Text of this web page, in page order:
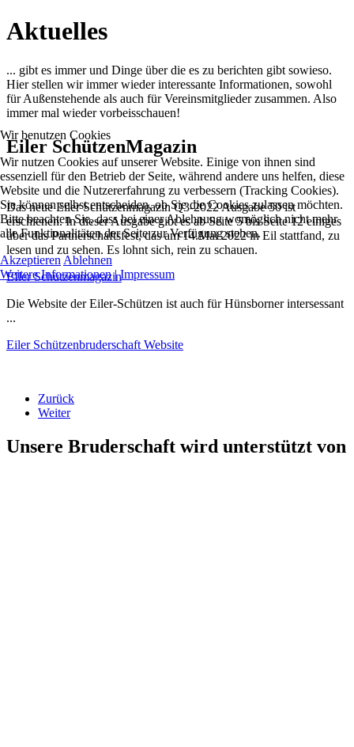
Aktuelles
... gibt es immer und Dinge über die es zu berichten gibt sowieso.
Hier stellen wir immer wieder interessante Informationen, sowohl
für Außenstehende als auch für Vereinsmitglieder zusammen. Also
immer mal wieder vorbeisschauen!
Eiler SchützenMagazin
Das neue Eiler Schützenmagazin Q3-2022 Ausgabe 50 ist
erschienen. In dieser Ausgabe gibt es ab Seite 5 bis Seite 12 einiges
über das Partnerschaftsfest, das am 14.Mai 2022 in Eil stattfand, zu
lesen und zu sehen. Es lohnt sich, rein zu schauen.
EIler Schützenmagazin
Die Website der Eiler-Schützen ist auch für Hünsborner intersessant
...
Eiler Schützenbruderschaft Website
Zurück
Weiter
Unsere Bruderschaft wird unterstützt von
Wir benutzen Cookies
Wir nutzen Cookies auf unserer Website. Einige von ihnen sind
essenziell für den Betrieb der Seite, während andere uns helfen, diese
Website und die Nutzererfahrung zu verbessern (Tracking Cookies).
Sie können selbst entscheiden, ob Sie die Cookies zulassen möchten.
Bitte beachten Sie, dass bei einer Ablehnung womöglich nicht mehr
alle Funktionalitäten der Seite zur Verfügung stehen.
Akzeptieren Ablehnen
Weitere Informationen|Impressum